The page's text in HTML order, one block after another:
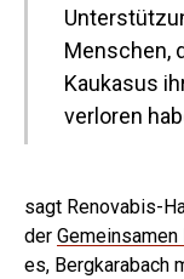
Menschen,
Kaukasus
verloren
sagt Renovabis-
der Gemeinsamen
es, Bergkarabach